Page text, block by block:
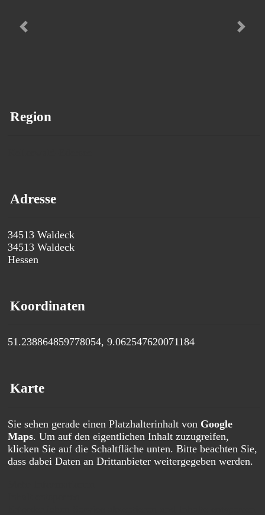
Vorheriges
Region
Adresse
34513 Waldeck
34513 Waldeck
Hessen
Koordinaten
51.238864859778054, 9.062547620071184
Karte
Sie sehen gerade einen Platzhalterinhalt von Google
Maps. Um auf den eigentlichen Inhalt zuzugreifen,
klicken Sie auf die Schaltfläche unten. Bitte beachten Sie,
dass dabei Daten an Drittanbieter weitergegeben werden.